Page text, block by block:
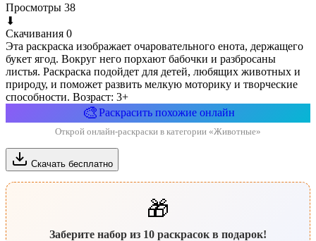
Просмотры 38
⬇
Скачивания 0
Эта раскраска изображает очаровательного енота, держащего
букет ягод. Вокруг него порхают бабочки и разбросаны
листья. Раскраска подойдет для детей, любящих животных и
природу, и поможет развить мелкую моторику и творческие
способности. Возраст: 3+
🎨Раскрасить похожие онлайн
Открой онлайн-раскраски в категории «Животные»
Скачать бесплатно
🎁
Заберите набор из 10 раскрасок в подарок!